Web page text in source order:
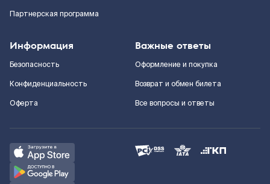
Партнерская программа
Информация
Безопасность
Конфиденциальность
Оферта
Важные ответы
Оформление и покупка
Возврат и обмен билета
Все вопросы и ответы